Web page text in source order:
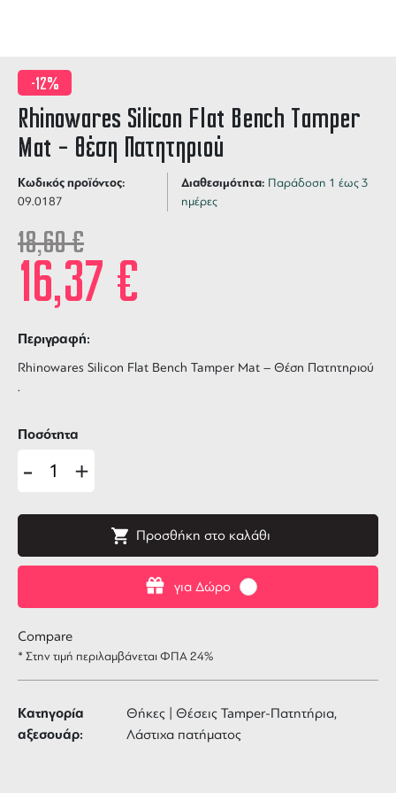
-12%
Rhinowares Silicon Flat Bench Tamper
Mat – Θέση Πατητηριού
Κωδικός προϊόντος:
09.0187
Διαθεσιμότητα: Παράδοση 1 έως 3
ημέρες
18,60€
16,37 €
Περιγραφή:
Rhinowares Silicon Flat Bench Tamper Mat – Θέση Πατητηριού
.
για Δώρο
Ποσότητα
- +
Προσθήκη στο καλάθι
Compare
* Στην τιμή περιλαμβάνεται ΦΠΑ 24%
Κατηγορία
αξεσουάρ:
Θήκες | Θέσεις Tamper-Πατητήρια,
Λάστιχα πατήματος